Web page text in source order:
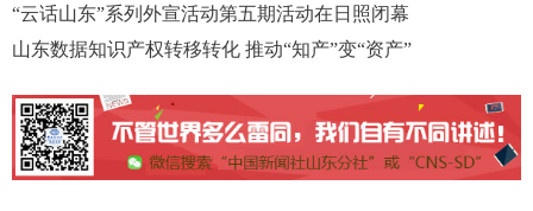
“云话山东”系列外宣活动第五期活动在日照闭幕
山东数据知识产权转移转化 推动“知产”变“资产”